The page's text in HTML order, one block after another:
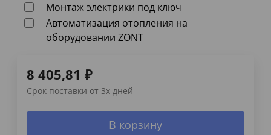
Монтаж электрики под ключ
Автоматизация отопления на
оборудовании ZONT
8 405,81 ₽
Срок поставки от 3х дней
В корзину